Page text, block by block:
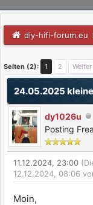
diy-hifi-forum.eu
Seiten (2): 1 2 Weiter
24.05.2025
dy1026u
Posting
11.12.2024, 23:00
12.12.2024, 08:06
Moin,